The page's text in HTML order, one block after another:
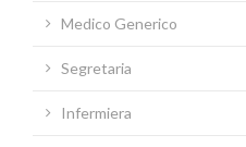
Medico Generico
Segretaria
Infermiera